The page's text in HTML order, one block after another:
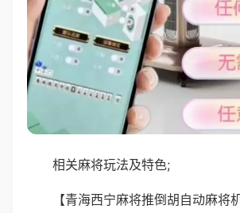
相关麻将玩法及特色;
【青海西宁麻将推倒胡自动麻将